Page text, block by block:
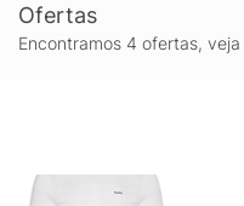
Ofertas
Encontramos 4 ofertas,